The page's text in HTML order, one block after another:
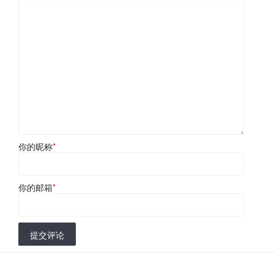
你的昵称*
你的邮箱*
提交评论